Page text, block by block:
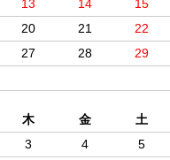
13 14
15
20 21
22
27 28
29
木 金
土
3 4 5